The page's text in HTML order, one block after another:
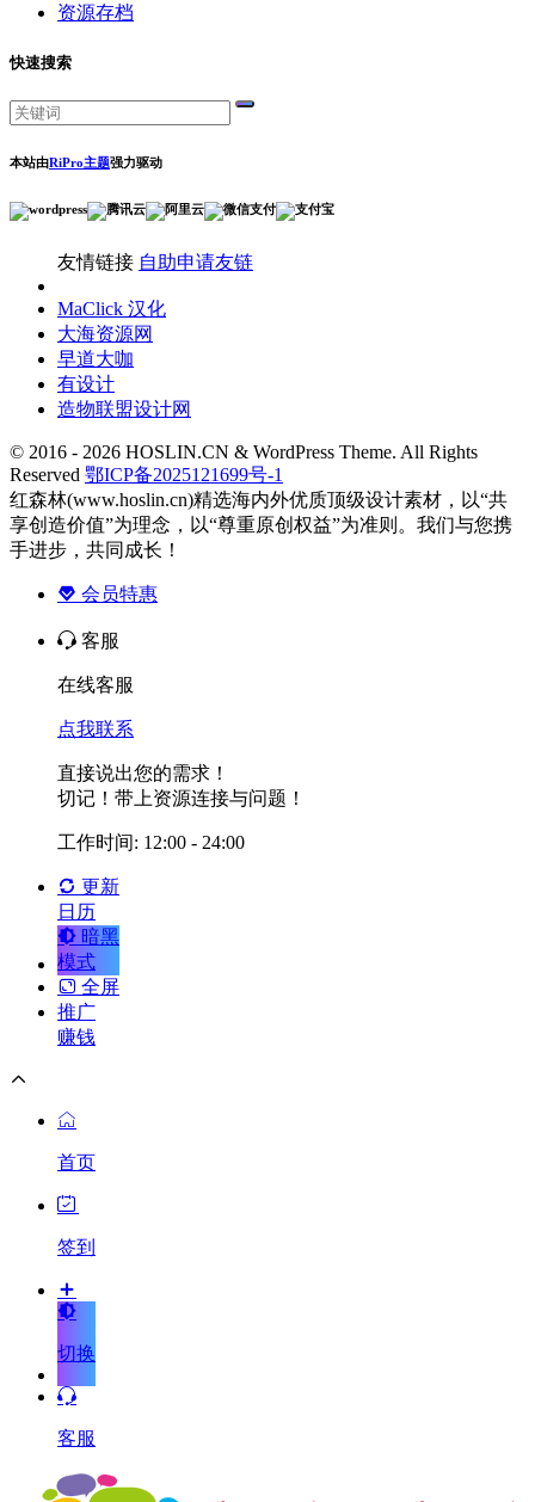
资源存档
快速搜索
本站由RiPro主题强力驱动
友情链接 自助申请友链
MaClick 汉化
大海资源网
早道大咖
有设计
造物联盟设计网
© 2016 - 2026 HOSLIN.CN & WordPress Theme. All Rights
Reserved 鄂ICP备2025121699号-1
红森林(www.hoslin.cn)精选海内外优质顶级设计素材，以“共
享创造价值”为理念，以“尊重原创权益”为准则。我们与您携
手进步，共同成长！
会员特惠
客服
在线客服
点我联系
直接说出您的需求！
切记！带上资源连接与问题！
工作时间: 12:00 - 24:00
更新
日历
暗黑
模式
全屏
推广
赚钱
首页
签到
切换
客服